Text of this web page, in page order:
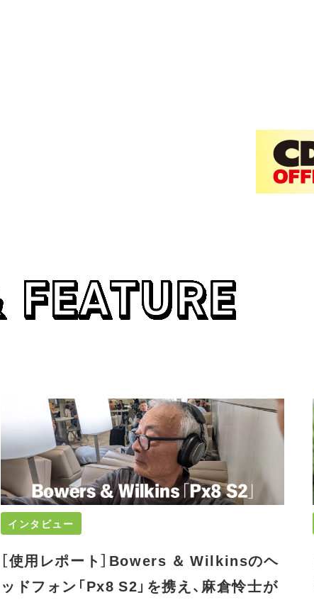
インタビュー
［使用レポート］Bowers ＆ Wilkinsのヘ
ッドフォン「Px8 S2」を携え、麻倉怜士が